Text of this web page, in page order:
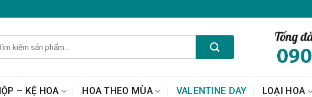
– KỆ HOA HOA THEO MÙA VALENTINE DAY LOẠI HOA